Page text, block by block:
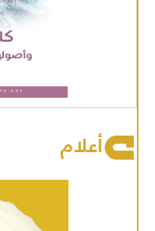
أعلام